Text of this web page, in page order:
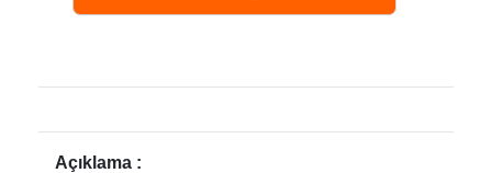
Açıklama :